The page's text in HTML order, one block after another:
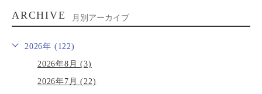
ARCHIVE 月別アーカイブ
2026年 (122)
2026年8月 (3)
2026年7月 (22)